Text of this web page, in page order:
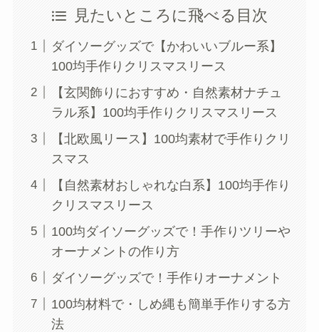
見たいところに飛べる目次
ダイソーグッズで【かわいいブルー系】
100均手作りクリスマスリース
【玄関飾りにおすすめ・自然素材ナチュ
ラル系】100均手作りクリスマスリース
【北欧風リース】100均素材で手作りクリ
スマス
【自然素材おしゃれな白系】100均手作り
クリスマスリース
100均ダイソーグッズで！手作りツリーや
オーナメントの作り方
ダイソーグッズで！手作りオーナメント
100均材料で・しめ縄も簡単手作りする方
法